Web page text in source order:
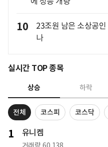
10
23조원 남은 소상공
나
실시간 TOP 종목
상승 하락
전체 코스피 코스닥
1 유니켐